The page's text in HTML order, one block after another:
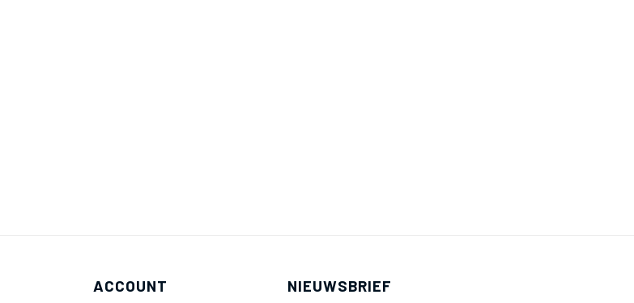
ACCOUNT NIEUWSBRIEF